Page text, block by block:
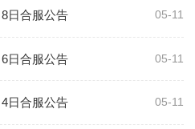
日合服公告 05-11
日合服公告 05-11
日合服公告 05-11